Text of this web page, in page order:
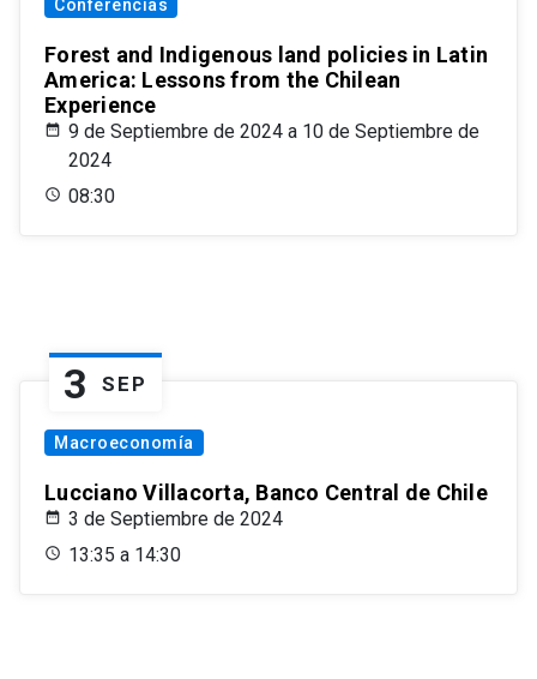
Conferencias
Forest and Indigenous land policies in Latin
America: Lessons from the Chilean
Experience
9 de Septiembre de 2024 a 10 de Septiembre de
2024
08:30
3 SEP
Macroeconomía
Lucciano Villacorta, Banco Central de Chile
3 de Septiembre de 2024
13:35 a 14:30